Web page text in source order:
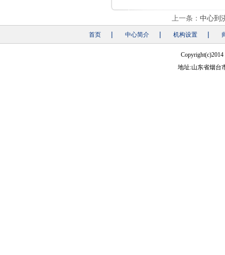
上一条： 中心到
首页 | 中心简介 | 机构设置 |
地址:山东省烟台